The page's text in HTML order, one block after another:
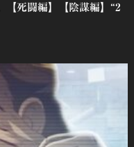
【死闘編】【陰謀編】“2